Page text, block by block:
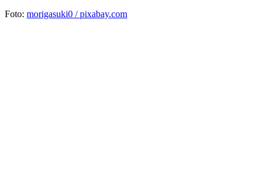
Foto: morigasuki0 / pixabay.com